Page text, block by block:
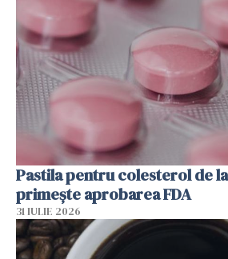
Pastila pentru colesterol de
primește aprobarea FDA
31 IULIE 2026